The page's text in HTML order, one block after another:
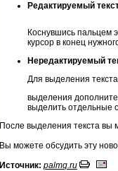
Редактируемый
Коснувшись пальцем
курсор в конец
Нередактируемый
Для выделения
выделения
выделить отдельные
После выделения текста вы
Вы можете обсудить эту
Источник: palmq.ru